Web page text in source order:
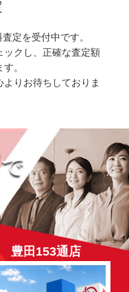
定を受付中です。
ックし、正確な査定額
。
りお待ちしておりま
豊田153通店